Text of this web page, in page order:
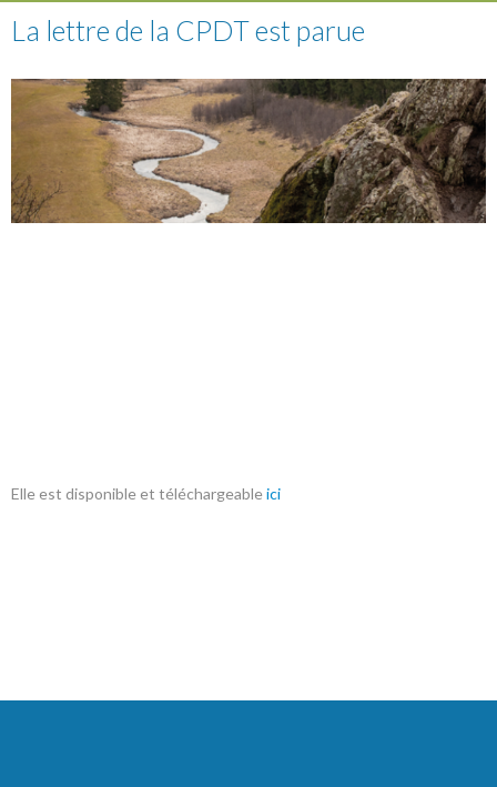
La lettre de la CPDT est parue
Elle est disponible et téléchargeableici